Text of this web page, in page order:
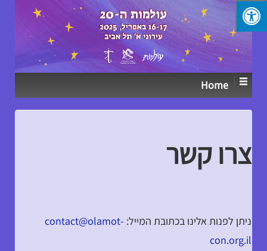
↓
SKIP
TO
CONTENT
Home
צרו קשר
ניתן לפנות אלינו בכתובת המייל: contact@olamot-
con.org.il